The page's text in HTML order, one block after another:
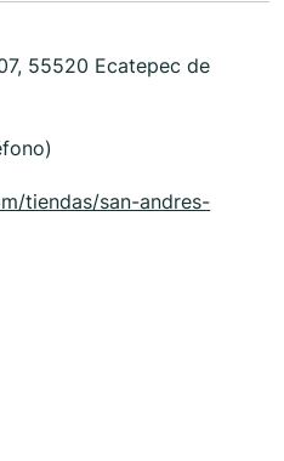
55520 Ecatepec de
tiendas/san-andres-